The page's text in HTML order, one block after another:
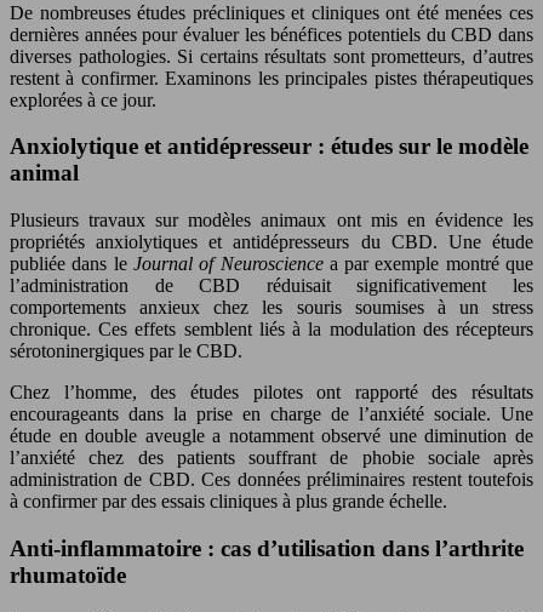
De nombreuses études précliniques et cliniques ont été menées ces
dernières années pour évaluer les bénéfices potentiels du CBD dans
diverses pathologies. Si certains résultats sont prometteurs, d’autres
restent à confirmer. Examinons les principales pistes thérapeutiques
explorées à ce jour.
Anxiolytique et antidépresseur : études sur le modèle
animal
Plusieurs travaux sur modèles animaux ont mis en évidence les
propriétés anxiolytiques et antidépresseurs du CBD. Une étude
publiée dans le Journal of Neuroscience a par exemple montré que
l’administration de CBD réduisait significativement les
comportements anxieux chez les souris soumises à un stress
chronique. Ces effets semblent liés à la modulation des récepteurs
sérotoninergiques par le CBD.
Chez l’homme, des études pilotes ont rapporté des résultats
encourageants dans la prise en charge de l’anxiété sociale. Une
étude en double aveugle a notamment observé une diminution de
l’anxiété chez des patients souffrant de phobie sociale après
administration de CBD. Ces données préliminaires restent toutefois
à confirmer par des essais cliniques à plus grande échelle.
Anti-inflammatoire : cas d’utilisation dans l’arthrite
rhumatoïde